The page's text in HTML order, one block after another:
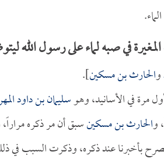
في صبه لماء على رسول الله
والحارث بن مسكين].
مرة في الأسانيد، وهوسليمان بن داود
والحارث بن مسكينسبق أن مر ذكره مراراً،
بأخبرنا عند ذكره، وذكرت السبب في